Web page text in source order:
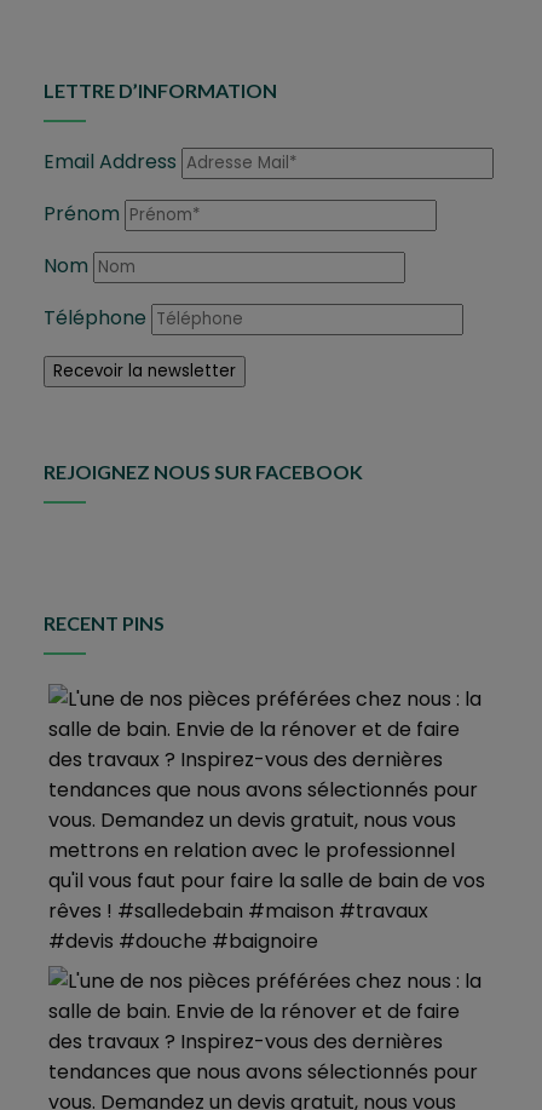
LETTRE D’INFORMATION
Email Address
Prénom
Nom
Téléphone
REJOIGNEZ NOUS SUR FACEBOOK
RECENT PINS